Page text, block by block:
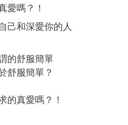
愛嗎？！
己和深愛你的人
的舒服簡單
舒服簡單？
的真愛嗎？！